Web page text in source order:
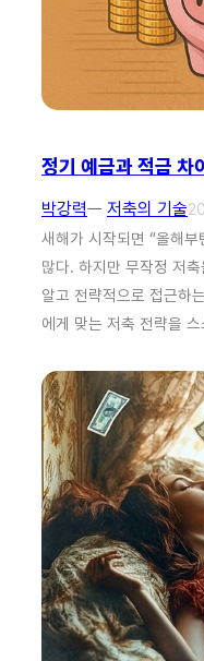
정기 예금과 적금 차
박강력ㅡ 저축의 기술
새해가 시작되면 “올해
많다. 하지만 무작정 저
알고 전략적으로 접근하
에게 맞는 저축 전략을